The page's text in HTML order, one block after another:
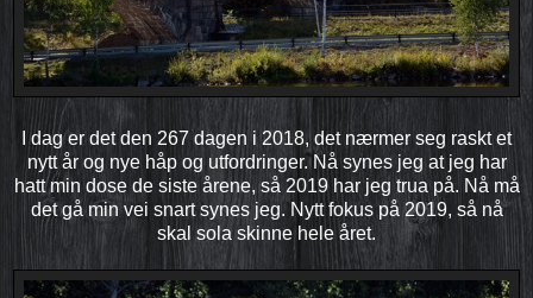
I dag er det den 267 dagen i 2018, det nærmer seg raskt et
nytt år og nye håp og utfordringer. Nå synes jeg at jeg har
hatt min dose de siste årene, så 2019 har jeg trua på. Nå må
det gå min vei snart synes jeg. Nytt fokus på 2019, så nå
skal sola skinne hele året.